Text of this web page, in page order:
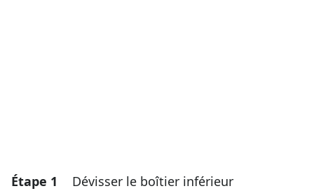
Étape 1 Dévisser le boîtier inférieur